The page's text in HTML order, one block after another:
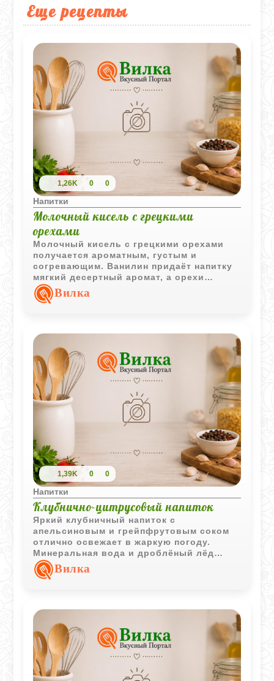
Еще рецепты
1,26K 0 0
Напитки
Молочный кисель с грецкими
орехами
Молочный кисель с грецкими орехами
получается ароматным, густым и
согревающим. Ванилин придаёт напитку
мягкий десертный аромат, а орехи
делают вкус более насыщенным.
Вилка
1,39K 0 0
Напитки
Клубнично-цитрусовый напиток
Яркий клубничный напиток с
апельсиновым и грейпфрутовым соком
отлично освежает в жаркую погоду.
Минеральная вода и дроблёный лёд
делают вкус лёгким и особенно летним.
Вилка